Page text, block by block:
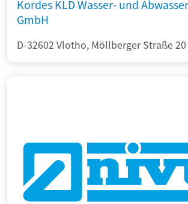
Kordes KLD Wasser- und
GmbH
D-32602 Vlotho, Möllberger Straße 20